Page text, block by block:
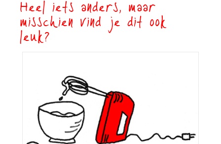
Heel iets anders, maar
misschien vind je dit ook
leuk?